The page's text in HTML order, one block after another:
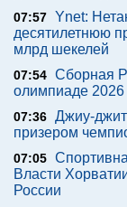
07:57 Ynet:
десятилетнюю
млрд шекелей
07:54 Сборная
олимпиаде 2026
07:36 Джиу-
призером
07:05
Власти
России